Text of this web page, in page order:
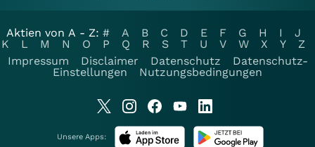
Aktien von A - Z: # A B C D E F G H I
J
K
L M N O P Q R S T U V W X Y
Z
Impressum
Disclaimer Datenschutz
Datenschutz-
Einstellungen
Nutzungsbedingungen
Unsere Apps: